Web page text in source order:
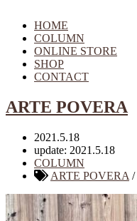
HOME
COLUMN
ONLINE STORE
SHOP
CONTACT
ARTE POVERA
2021.5.18
update: 2021.5.18
COLUMN
ARTE POVERA /